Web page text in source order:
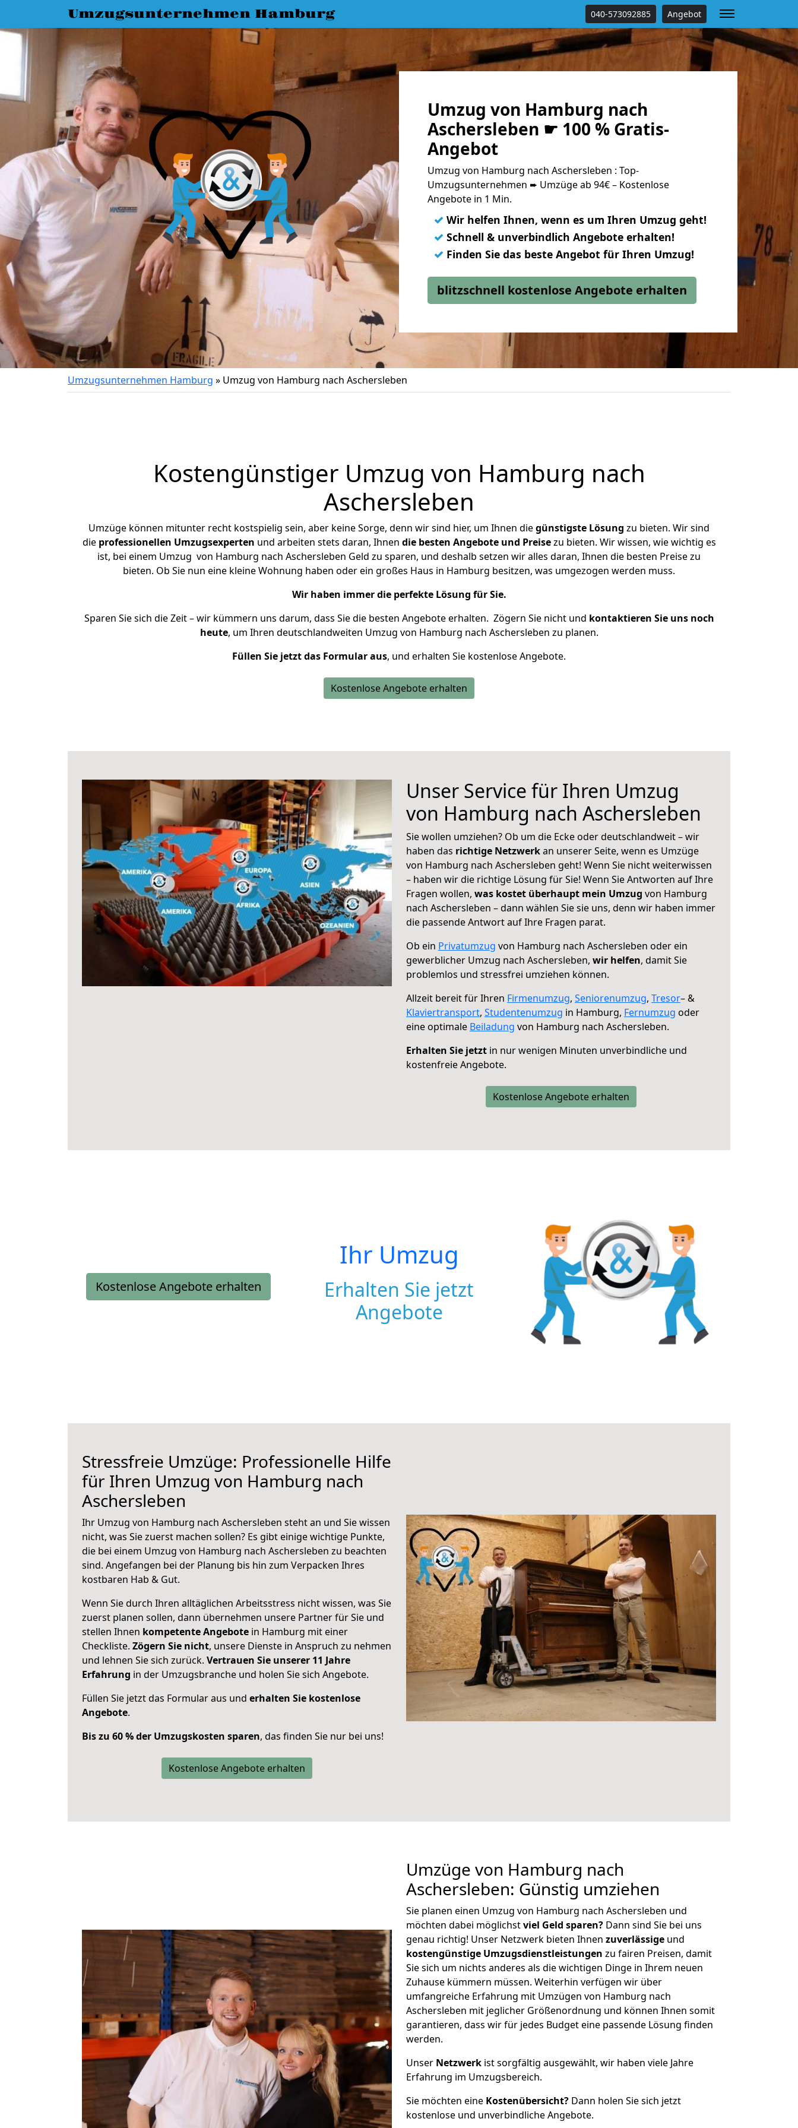
Umzugsunternehmen Hamburg 040-573092885 Angebot
Umzug von Hamburg nach
Aschersleben ☛ 100 % Gratis-
Angebot
Umzug von Hamburg nach Aschersleben : Top-
Umzugsunternehmen ➨ Umzüge ab 94€ – Kostenlose
Angebote in 1 Min.
✓ Wir helfen Ihnen, wenn es um Ihren Umzug geht!
✓ Schnell & unverbindlich Angebote erhalten!
✓ Finden Sie das beste Angebot für Ihren Umzug!
blitzschnell kostenlose Angebote erhalten
Umzugsunternehmen Hamburg » Umzug von Hamburg nach Aschersleben
Kostengünstiger Umzug von Hamburg nach
Aschersleben
Umzüge können mitunter recht kostspielig sein, aber keine Sorge, denn wir sind hier, um Ihnen diegünstigste Lösung zu bieten. Wir sind
die professionellen Umzugsexperten und arbeiten stets daran, Ihnen die besten Angebote und Preisezu bieten. Wir wissen, wie wichtig es
ist, bei einem Umzug von Hamburg nach Aschersleben Geld zu sparen, und deshalb setzen wir alles daran, Ihnen die besten Preise zu
bieten. Ob Sie nun eine kleine Wohnung haben oder ein großes Haus in Hamburg besitzen, was umgezogen werden muss.
Wir haben immer die perfekte Lösung für Sie.
Sparen Sie sich die Zeit – wir kümmern uns darum, dass Sie die besten Angebote erhalten. Zögern Sie nicht und kontaktieren Sie uns noch
heute, um Ihren deutschlandweiten Umzug von Hamburg nach Aschersleben zu planen.
Füllen Sie jetzt das Formular aus, und erhalten Sie kostenlose Angebote.
Kostenlose Angebote erhalten
Unser Service für Ihren Umzug
von Hamburg nach Aschersleben
Sie wollen umziehen? Ob um die Ecke oder deutschlandweit – wir
haben das richtige Netzwerkan unserer Seite, wenn es Umzüge
von Hamburg nach Aschersleben geht! Wenn Sie nicht weiterwissen
– haben wir die richtige Lösung für Sie! Wenn Sie Antworten auf Ihre
Fragen wollen, was kostet überhaupt mein Umzug von Hamburg
nach Aschersleben – dann wählen Sie sie uns, denn wir haben immer
die passende Antwort auf Ihre Fragen parat.
Ob ein Privatumzug von Hamburg nach Aschersleben oder ein
gewerblicher Umzug nach Aschersleben, wir helfen, damit Sie
problemlos und stressfrei umziehen können.
Allzeit bereit für Ihren Firmenumzug, Seniorenumzug, Tresor– &
Klaviertransport, Studentenumzug in Hamburg, Fernumzug oder
eine optimale Beiladung von Hamburg nach Aschersleben.
Erhalten Sie jetzt in nur wenigen Minuten unverbindliche und
kostenfreie Angebote.
Kostenlose Angebote erhalten
Kostenlose Angebote erhalten
Ihr Umzug
Erhalten Sie jetzt
Angebote
Stressfreie Umzüge: Professionelle Hilfe
für Ihren Umzug von Hamburg nach
Aschersleben
Ihr Umzug von Hamburg nach Aschersleben steht an und Sie wissen
nicht, was Sie zuerst machen sollen? Es gibt einige wichtige Punkte,
die bei einem Umzug von Hamburg nach Aschersleben zu beachten
sind. Angefangen bei der Planung bis hin zum Verpacken Ihres
kostbaren Hab & Gut.
Wenn Sie durch Ihren alltäglichen Arbeitsstress nicht wissen, was Sie
zuerst planen sollen, dann übernehmen unsere Partner für Sie und
stellen Ihnen kompetente Angebote in Hamburg mit einer
Checkliste. Zögern Sie nicht, unsere Dienste in Anspruch zu nehmen
und lehnen Sie sich zurück. Vertrauen Sie unserer 11 Jahre
Erfahrung in der Umzugsbranche und holen Sie sich Angebote.
Füllen Sie jetzt das Formular aus und erhalten Sie kostenlose
Angebote.
Bis zu 60 % der Umzugskosten sparen, das finden Sie nur bei uns!
Kostenlose Angebote erhalten
Umzüge von Hamburg nach
Aschersleben: Günstig umziehen
Sie planen einen Umzug von Hamburg nach Aschersleben und
möchten dabei möglichstviel Geld sparen? Dann sind Sie bei uns
genau richtig! Unser Netzwerk bieten Ihnen zuverlässige und
kostengünstige Umzugsdienstleistungen zu fairen Preisen, damit
Sie sich um nichts anderes als die wichtigen Dinge in Ihrem neuen
Zuhause kümmern müssen. Weiterhin verfügen wir über
umfangreiche Erfahrung mit Umzügen von Hamburg nach
Aschersleben mit jeglicher Größenordnung und können Ihnen somit
garantieren, dass wir für jedes Budget eine passende Lösung finden
werden.
Unser Netzwerk ist sorgfältig ausgewählt, wir haben viele Jahre
Erfahrung im Umzugsbereich.
Sie möchten eine Kostenübersicht? Dann holen Sie sich jetzt
kostenlose und unverbindliche Angebote.